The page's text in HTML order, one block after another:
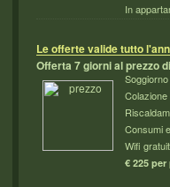
In
Le offerte valide tutto
Offerta 7 giorni al prezzo
Consumi
Wifi
€ 225